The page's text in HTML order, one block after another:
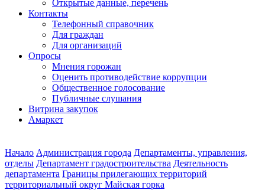
Открытые данные, перечень
Контакты
Телефонный справочник
Для граждан
Для организаций
Опросы
Мнения горожан
Оценить противодействие коррупции
Общественное голосование
Публичные слушания
Витрина закупок
Амаркет
Начало Администрация города Департаменты, управления,
отделы Департамент градостроительства Деятельность
департамента Границы прилегающих территорий
территориальный округ Майская горка